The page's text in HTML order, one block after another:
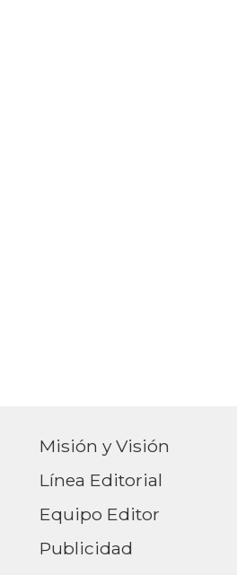
Misión y Visión
Línea Editorial
Equipo Editor
Publicidad